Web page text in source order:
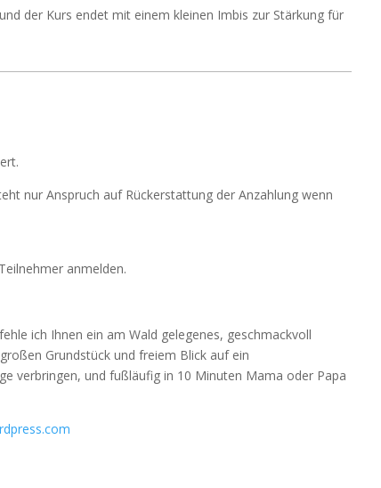
der Kurs endet mit einem kleinen Imbis zur Stärkung für
nur Anspruch auf Rückerstattung der Anzahlung wenn
anmelden.
ich Ihnen ein am Wald gelegenes, geschmackvoll
Grundstück und freiem Blick auf ein
verbringen, und fußläufig in 10 Minuten Mama oder Papa